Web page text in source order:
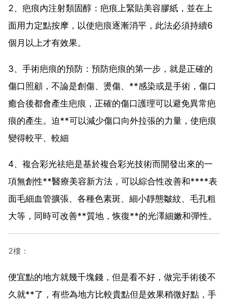
2、疤痕內注射類固醇：疤痕上緊貼美容膠紙，並在上
面用力定點按摩，以使疤痕逐漸消平，此法必須持續6
個月以上才有效果。
3、手術疤痕的預防：預防疤痕的第一步，就是正確的
傷口照顧，不論是創傷、燙傷、**感染或是手術，傷口
癒合後都會產生疤痕，正確的傷口護理可以避免異常疤
痕的產生。迫**可以減少傷口向外拉張的力量，使疤痕
變得較平、較細
4、複合彩光祛疤是基於複合彩光技術而開發出來的一
項無創性**醫療美容新方法，可以綜合性改善和****表
面毛細血管擴張、各種色素斑、細小靜態皺紋、毛孔粗
大等，同時可改善**質地，恢復**的光澤細嫩和彈性。
2樓：
便宜點的地方就幾千塊錢，但是看不好，做完手術後不
久就**了，有些為地方比較貴點但是效果稍微好點，手